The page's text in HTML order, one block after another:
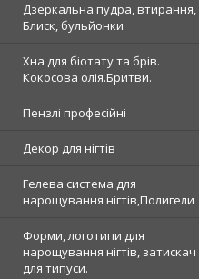
Дзеркальна пудра, втирання,
Блиск, бульйонки
Хна для біотату та брів.
Кокосова олія.Бритви.
Пензлі професійні
Декор для нігтів
Гелева система для
нарощування нігтів,Полигели
Форми, логотипи для
нарощування нігтів, затискач
для типуси.